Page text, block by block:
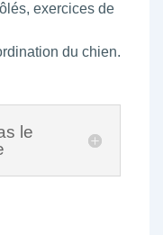
exercices de
du chien.
le